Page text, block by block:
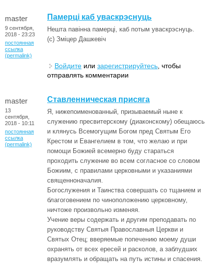
master
9 сентября,
2018 - 23:23
постоянная
ссылка
(permalink)
Памерці каб уваскрэснуць
Нешта павінна памерці, каб потым уваскрэснуць.
(c) Зміцер Дашкевіч
Войдите или зарегистрируйтесь , чтобы
отправлять комментарии
master
13
сентября,
2018 - 10:11
постоянная
ссылка
(permalink)
Ставленническая присяга
Я, нижепоименованный, призываемый ныне к
служению пресвитерскому (диаконскому) обещаюсь
и клянусь Всемогущим Богом пред Святым Его
Крестом и Евангелием в том, что желаю и при
помощи Божией всемерно буду стараться
проходить служение во всем согласное со словом
Божиим, с правилами церковными и указаниями
священноначалия.
Богослужения и Таинства совершать со тщанием и
благоговением по чиноположению церковному,
ничтоже произвольно изменяя.
Учение веры содержать и другим преподавать по
руководству Святыя Православныя Церкви и
Святых Отец; вверяемые попечению моему души
охранять от всех ересей и расколов, а заблудших
вразумлять и обращать на путь истины и спасения.